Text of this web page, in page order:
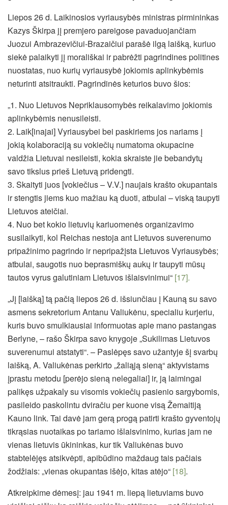
Liepos 26 d. Laikinosios vyriausybės ministras pirmininkas
Kazys Škirpa jį premjero pareigose pavaduojančiam
Juozui Ambrazevičiui-Brazaičiui parašė ilgą laišką, kuriuo
siekė palaikyti jį morališkai ir pabrėžti pagrindines politines
nuostatas, nuo kurių vyriausybė jokiomis aplinkybėmis
neturinti atsitraukti. Pagrindinės keturios buvo šios:
„1. Nuo Lietuvos Nepriklausomybės reikalavimo jokiomis
aplinkybėmis nenusileisti.
2. Laik[inajai] Vyriausybei bei paskiriems jos nariams į
jokią kolaboraciją su vokiečių numatoma okupacine
valdžia Lietuvai nesileisti, kokia skraiste jie bebandytų
savo tikslus prieš Lietuvą pridengti.
3. Skaityti juos [vokiečius – V.V.] naujais krašto okupantais
ir stengtis jiems kuo mažiau ką duoti, atbulai – viską taupyti
Lietuvos ateičiai.
4. Nuo bet kokio lietuvių kariuomenės organizavimo
susilaikyti, kol Reichas nestoja ant Lietuvos suverenumo
pripažinimo pagrindo ir nepripažįsta Lietuvos Vyriausybės;
atbulai, saugotis nuo beprasmiškų aukų ir taupyti mūsų
tautos vyrus galutiniam Lietuvos išlaisvinimui“ [17].
„Jį [laišką] tą pačią liepos 26 d. išsiunčiau į Kauną su savo
asmens sekretorium Antanu Valiukėnu, specialiu kurjeriu,
kuris buvo smulkiausiai informuotas apie mano pastangas
Berlyne, – rašo Škirpa savo knygoje „Sukilimas Lietuvos
suverenumui atstatyti“. – Paslėpęs savo užantyje šį svarbų
laišką, A. Valiukėnas perkirto „žaliąją sieną“ aktyvistams
įprastu metodu [perėjo sieną nelegaliai] ir, ją laimingai
palikęs užpakaly su visomis vokiečių pasienio sargybomis,
pasileido paskolintu dviračiu per kuone visą Žemaitiją
Kauno link. Tai davė jam gerą progą patirti krašto gyventojų
tikrąsias nuotaikas po tariamo išlaisvinimo, kurias jam ne
vienas lietuvis ūkininkas, kur tik Valiukėnas buvo
stabtelėjęs atsikvėpti, apibūdino maždaug tais pačiais
žodžiais: „vienas okupantas išėjo, kitas atėjo“ [18].
Atkreipkime dėmesį: jau 1941 m. liepą lietuviams buvo